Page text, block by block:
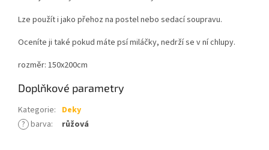
Lze použít i jako přehoz na postel nebo sedací soupravu.
Oceníte ji také pokud máte psí miláčky, nedrží se v ní chlupy.
rozměr: 150x200cm
Doplňkové parametry
Kategorie: Deky
? barva: růžová